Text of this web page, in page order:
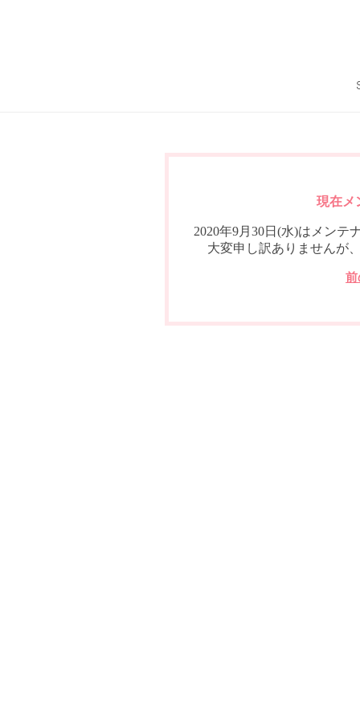
現在メ
2020年9月30日(水)はメンテ
大変申し訳ありませんが
前